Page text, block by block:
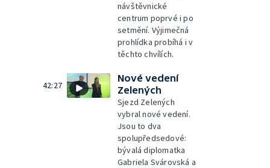
návštěvnické
centrum poprvé i po
setmění. Výjimečná
prohlídka probíhá i v
těchto chvílích.
42:27
Nové vedení
Zelených
Sjezd Zelených
vybral nové vedení.
Jsou to dva
spolupředsedové:
bývalá diplomatka
Gabriela Svárovská a